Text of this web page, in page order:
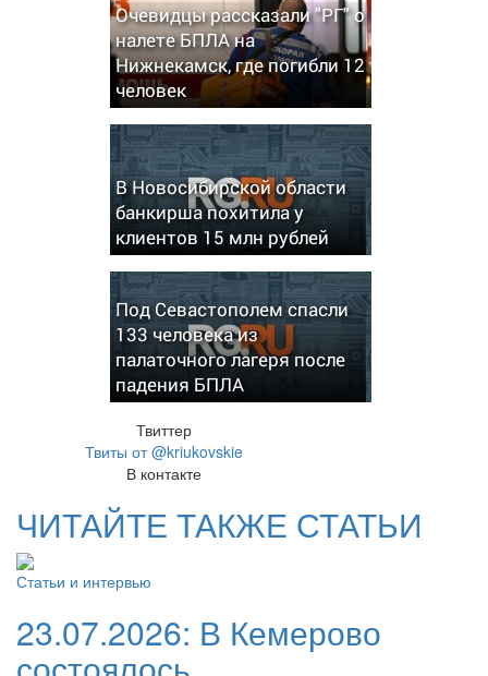
Очевидцы рассказали "РГ" о
налете БПЛА на
Нижнекамск, где погибли 12
человек
В Новосибирской области
банкирша похитила у
клиентов 15 млн рублей
Под Севастополем спасли
133 человека из
палаточного лагеря после
падения БПЛА
Твиттер
Твиты от @kriukovskie
В контакте
ЧИТАЙТЕ ТАКЖЕ СТАТЬИ
Статьи и интервью
23.07.2026: В Кемерово